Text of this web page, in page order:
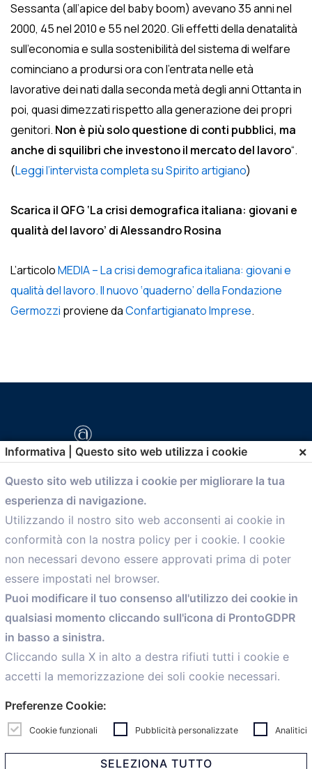
Sessanta (all’apice del baby boom) avevano 35 anni nel
2000, 45 nel 2010 e 55 nel 2020. Gli effetti della denatalità
sull’economia e sulla sostenibilità del sistema di welfare
cominciano a prodursi ora con l’entrata nelle età
lavorative dei nati dalla seconda metà degli anni Ottanta in
poi, quasi dimezzati rispetto alla generazione dei propri
genitori. Non è più solo questione di conti pubblici, ma
anche di squilibri che investono il mercato del lavoro“.
(Leggi l’intervista completa su Spirito artigiano)
Scarica il QFG ‘La crisi demografica italiana: giovani e
qualità del lavoro’ di Alessandro Rosina
L’articoloMEDIA – La crisi demografica italiana: giovani e
qualità del lavoro. Il nuovo ‘quaderno’ della Fondazione
Germozzi proviene daConfartigianato Imprese.
comunicazione@confartigianato.bo.it
Menù
Home
Servizi
Convenzioni
Voce delle Nostre aziende
Informazioni Ex L. 124/2017
News
personalCaf
Informativa | Questo sito web utilizza i cookie ×
Questo sito web utilizza i cookie per migliorare la tua
esperienza di navigazione.
Utilizzando il nostro sito web acconsenti ai cookie in
conformità con la nostra policy per i cookie. I cookie
non necessari devono essere approvati prima di poter
essere impostati nel browser.
Puoi modificare il tuo consenso all'utilizzo dei cookie in
qualsiasi momento cliccando sull'icona di ProntoGDPR
in basso a sinistra.
Cliccando sulla X in alto a destra rifiuti tutti i cookie e
accetti la memorizzazione dei soli cookie necessari.
Preferenze Cookie:
Cookie funzionali Pubblicità personalizzate Analitici
SELEZIONA TUTTO